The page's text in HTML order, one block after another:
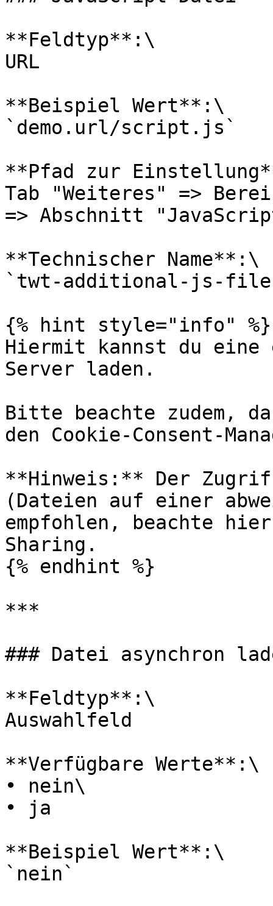
**Feldtyp**:\
URL
**Beispiel Wert**:\
`demo.url/script.js`
**Pfad zur
Tab "Weiteres" =>
=> Abschnitt
**Technischer Name**:\
`twt-additional-js-
{% hint style="info" %}
Hiermit kannst du eine
Server laden.
Bitte beachte zudem,
den Cookie-Consent-
**Hinweis:** Der
(Dateien auf einer
empfohlen, beachte
Sharing.
{% endhint %}
***
### Datei asynchron
**Feldtyp**:\
Auswahlfeld
**Verfügbare Werte**:\
• nein\
• ja
**Beispiel Wert**:\
`nein`